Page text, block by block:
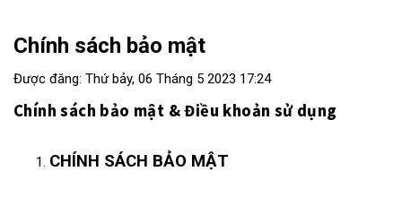
Chính sách bảo mật
Được đăng: Thứ bảy, 06 Tháng 5 2023 17:24
Chính sách bảo mật & Điều khoản sử dụng
CHÍNH SÁCH BẢO MẬT